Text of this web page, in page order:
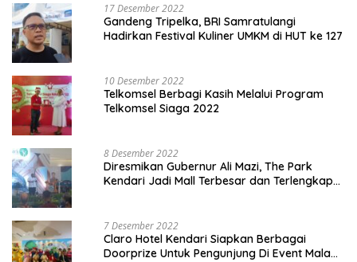
17 Desember 2022
Gandeng Tripelka, BRI Samratulangi
Hadirkan Festival Kuliner UMKM di HUT ke 127
10 Desember 2022
Telkomsel Berbagi Kasih Melalui Program
Telkomsel Siaga 2022
8 Desember 2022
Diresmikan Gubernur Ali Mazi, The Park
Kendari Jadi Mall Terbesar dan Terlengkap
7 Desember 2022
Claro Hotel Kendari Siapkan Berbagai
Doorprize Untuk Pengunjung Di Event Malam